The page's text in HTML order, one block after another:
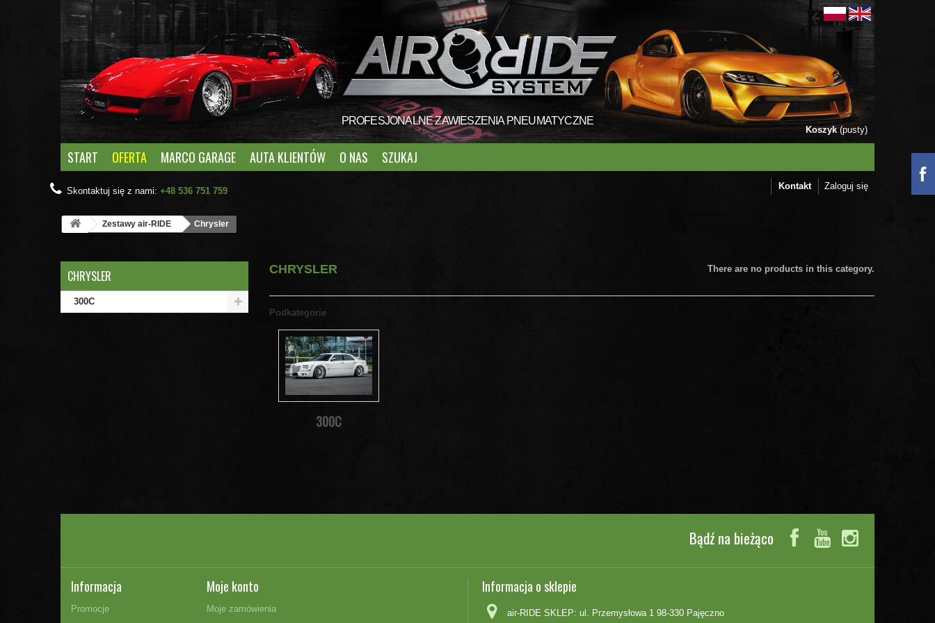
PROFESJONALNE ZAWIESZENIA PNEUMATYCZNE
Koszyk (pusty)
START OFERTA MARCO GARAGE AUTA KLIENTÓW O NAS SZUKAJ
Zaloguj się
Kontakt
Skontaktuj się z nami: +48 536 751 759
Zestawy air-RIDE Chrysler
CHRYSLER
300C
CHRYSLER There are no products in this category.
Podkategorie
300C
Bądź na bieżąco
Informacja
Promocje
Moje konto
Moje zamówienia
Informacja o sklepie
air-RIDE SKLEP: ul. Przemysłowa 1 98-330 Pajęczno